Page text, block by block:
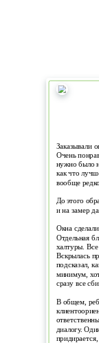
Заказывали
Очень
нужно было
как что
вообще
До этого
и на замер
Окна
Отдельная
халтуры.
Вскрылась
подсказал,
минимум,
сразу все
В общем,
диалогу.